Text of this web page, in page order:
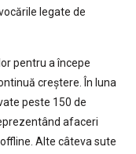
legate de
pentru a începe
creștere. În luna
peste 150 de
afaceri
Alte câteva sute